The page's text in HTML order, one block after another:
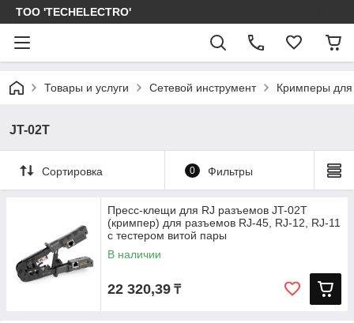
ТОО 'TECHELECTRO'
Товары и услуги Сетевой инструмент Кримперы для
JT-02T
Сортировка 0 Фильтры
Пресс-клещи для RJ разъемов JT-02T
(кримпер) для разъемов RJ-45, RJ-12, RJ-11
c тестером витой пары
В наличии
22 320,39 ₸